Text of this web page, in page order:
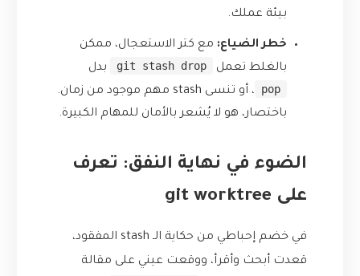
بيئة عملك.
خطر الضياع: مع كتر الاستعجال، ممكن
بالغلط تعمل
git stash drop
بدل
pop
، أو تنسى stash مهم موجود من زمان.
باختصار، هو لا يُشعر بالأمان للمهام الكبيرة.
الضوء في نهاية النفق: تعرف
على git worktree
في خضم إحباطي من حكاية الـ stash المفقود،
قعدت أبحث وأقرأ، ووقعت عيني على مقالة